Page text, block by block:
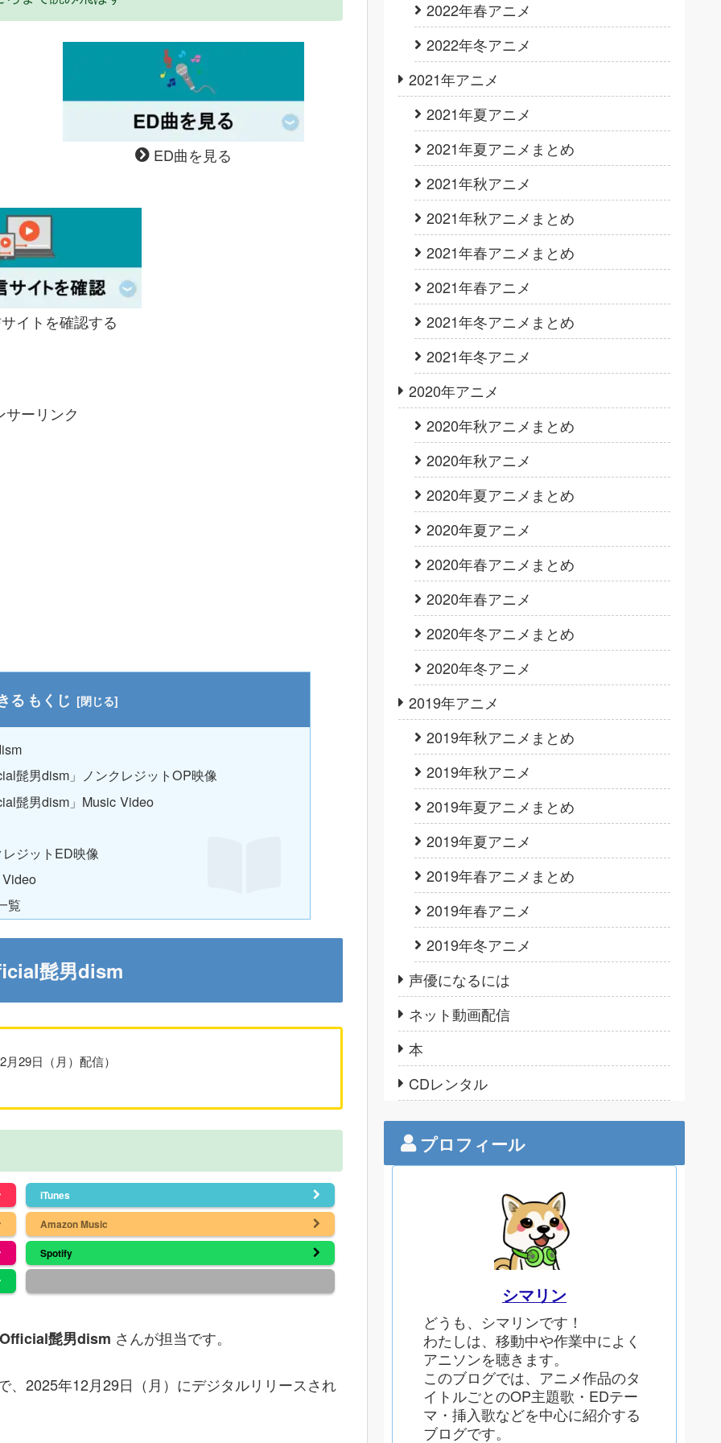
ED曲を見る
イトを確認する
サーリンク
もくじ
髭男dism」ノンクレジットOP映像
髭男dism」Music Video
ジットED映像
覧
髭男dism
29日（月）配信）
iTunes
Amazon Music
Spotify
Official髭男dism さんが担当です。
、2025年12月29日（月）にデジタルリリースされ
2022年春アニメ
2022年冬アニメ
2021年アニメ
2021年夏アニメ
2021年夏アニメまとめ
2021年秋アニメ
2021年秋アニメまとめ
2021年春アニメまとめ
2021年春アニメ
2021年冬アニメまとめ
2021年冬アニメ
2020年アニメ
2020年秋アニメまとめ
2020年秋アニメ
2020年夏アニメまとめ
2020年夏アニメ
2020年春アニメまとめ
2020年春アニメ
2020年冬アニメまとめ
2020年冬アニメ
2019年アニメ
2019年秋アニメまとめ
2019年秋アニメ
2019年夏アニメまとめ
2019年夏アニメ
2019年春アニメまとめ
2019年春アニメ
2019年冬アニメ
声優になるには
ネット動画配信
本
CDレンタル
プロフィール
シマリン
どうも、シマリンです！
わたしは、移動中や作業中によく
アニソンを聴きます。
このブログでは、アニメ作品のタ
イトルごとのOP主題歌・EDテー
マ・挿入歌などを中心に紹介する
ブログです。